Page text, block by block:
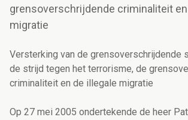
grensoverschrijdende criminaliteit
migratie
Versterking van de grensoverschrijdende
de strijd tegen het terrorisme, de
criminaliteit en de illegale migratie
Op 27 mei 2005 ondertekende de heer